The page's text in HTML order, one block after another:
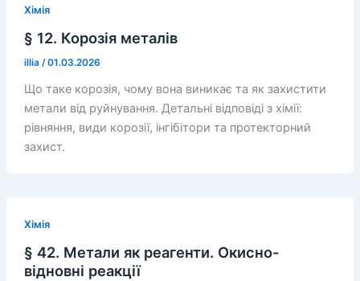
Хімія
§ 12. Корозія металів
illia /01.03.2026
Що таке корозія, чому вона виникає та як захистити
метали від руйнування. Детальні відповіді з хімії:
рівняння, види корозії, інгібітори та протекторний
захист.
Хімія
§ 42. Метали як реагенти. Окисно-
відновні реакції